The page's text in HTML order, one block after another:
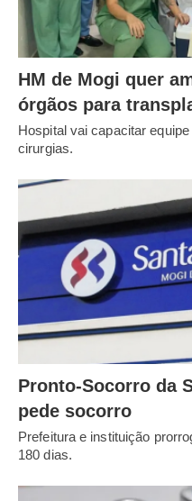
HM de Mogi quer
órgãos para
Hospital vai capacitar
cirurgias.
Pronto-Socorro da
pede socorro
Prefeitura e instituição
180 dias.